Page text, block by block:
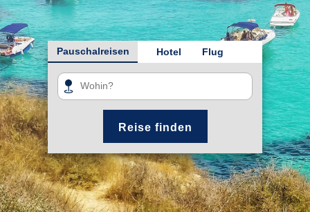
Pauschalreisen Hotel Flug
Reise finden